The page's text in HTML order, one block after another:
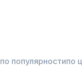
по популярностипо